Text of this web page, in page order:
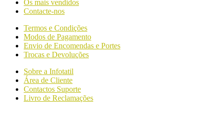
Os mais vendidos
Contacte-nos
Termos e Condições
Modos de Pagamento
Envio de Encomendas e Portes
Trocas e Devoluções
Sobre a Infotatil
Área de Cliente
Contactos Suporte
Livro de Reclamações